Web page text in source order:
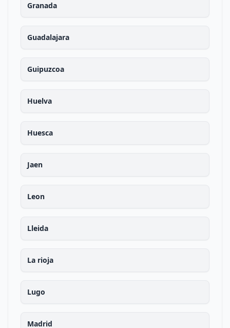
Granada
Guadalajara
Guipuzcoa
Huelva
Huesca
Jaen
Leon
Lleida
La rioja
Lugo
Madrid